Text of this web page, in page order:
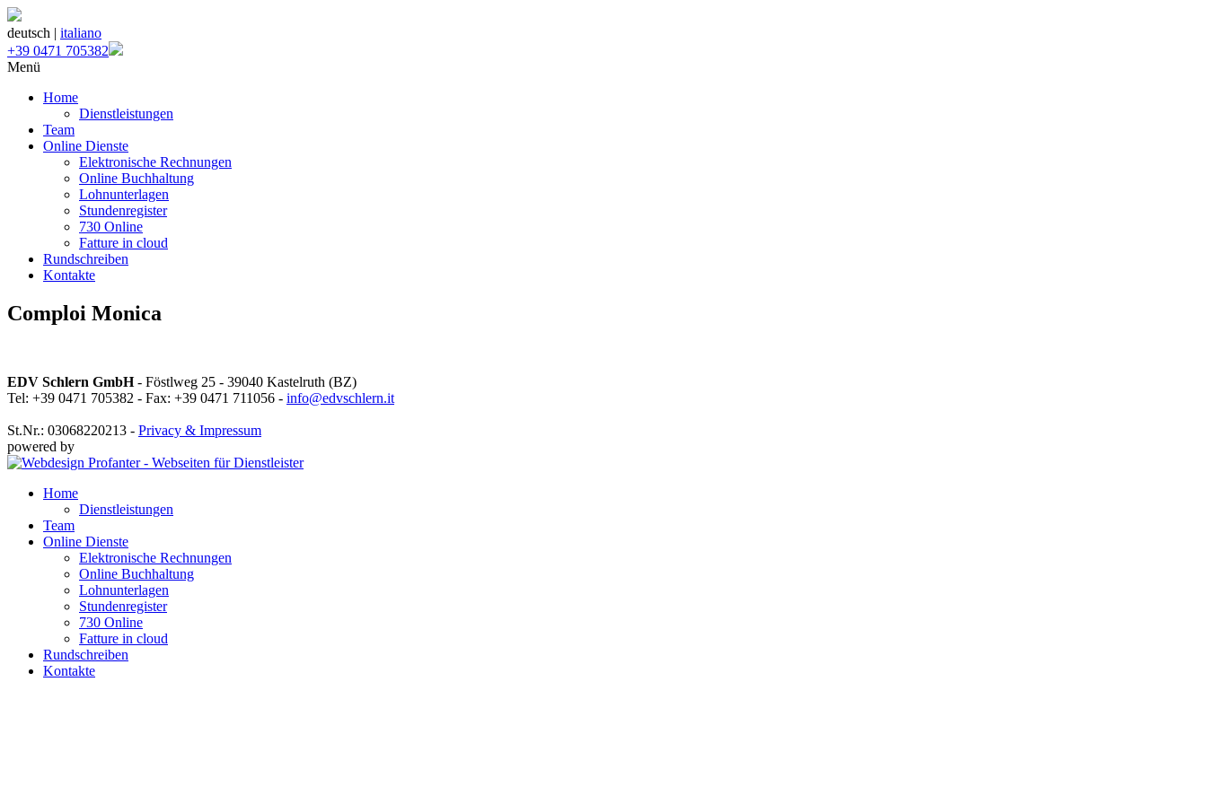
deutsch | italiano
+39 0471 705382
Menü
Home
Dienstleistungen
Team
Online Dienste
Elektronische Rechnungen
Online Buchhaltung
Lohnunterlagen
Stundenregister
730 Online
Fatture in cloud
Rundschreiben
Kontakte
Comploi Monica
EDV Schlern GmbH- Föstlweg 25 - 39040 Kastelruth (BZ)
Tel: +39 0471 705382 - Fax: +39 0471 711056 - info@edvschlern.it
St.Nr.: 03068220213 - Privacy & Impressum
powered by
Home
Dienstleistungen
Team
Online Dienste
Elektronische Rechnungen
Online Buchhaltung
Lohnunterlagen
Stundenregister
730 Online
Fatture in cloud
Rundschreiben
Kontakte